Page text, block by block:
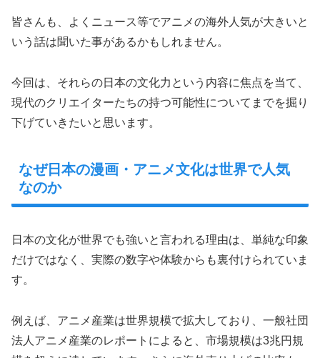
皆さんも、よくニュース等でアニメの海外人気が大きいと
いう話は聞いた事があるかもしれません。
今回は、それらの日本の文化力という内容に焦点を当て、
現代のクリエイターたちの持つ可能性についてまでを掘り
下げていきたいと思います。
なぜ日本の漫画・アニメ文化は世界で人気
なのか
日本の文化が世界でも強いと言われる理由は、単純な印象
だけではなく、実際の数字や体験からも裏付けられていま
す。
例えば、アニメ産業は世界規模で拡大しており、一般社団
法人アニメ産業のレポートによると、市場規模は3兆円規